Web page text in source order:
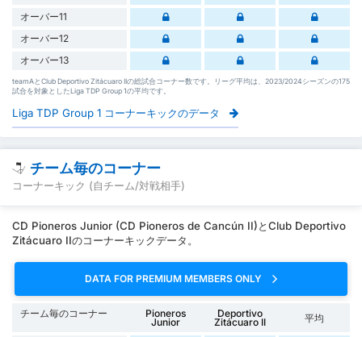
オーバー11
オーバー12
オーバー13
teamAとClub Deportivo Zitácuaro IIの総試合コーナー数です。リーグ平均は、2023/2024シーズンの175
試合を対象としたLiga TDP Group 1の平均です。
Liga TDP Group 1 コーナーキックのデータ
チーム毎のコーナー
コーナーキック (自チーム/対戦相手)
CD Pioneros Junior (CD Pioneros de Cancún II)とClub Deportivo
Zitácuaro IIのコーナーキックデータ。
DATA FOR PREMIUM MEMBERS ONLY
チーム毎のコーナー Pioneros
Junior
Deportivo
Zitácuaro II 平均